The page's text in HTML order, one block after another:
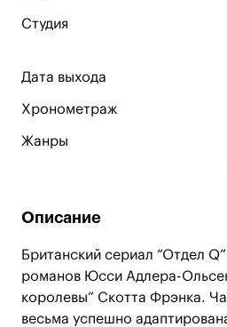
Студия
Дата выхода
Хронометраж
Жанры
Описание
Британский сериал “Отдел
романов Юсси Адлера-
королевы” Скотта Фрэнка.
весьма успешно